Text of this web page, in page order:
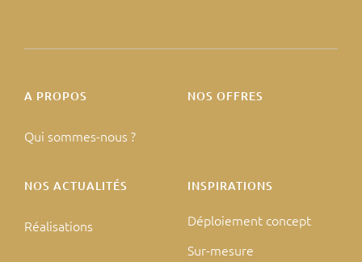
A PROPOS
Qui sommes-nous ?
NOS OFFRES
NOS ACTUALITÉS
Réalisations
INSPIRATIONS
Déploiement concept
Sur-mesure